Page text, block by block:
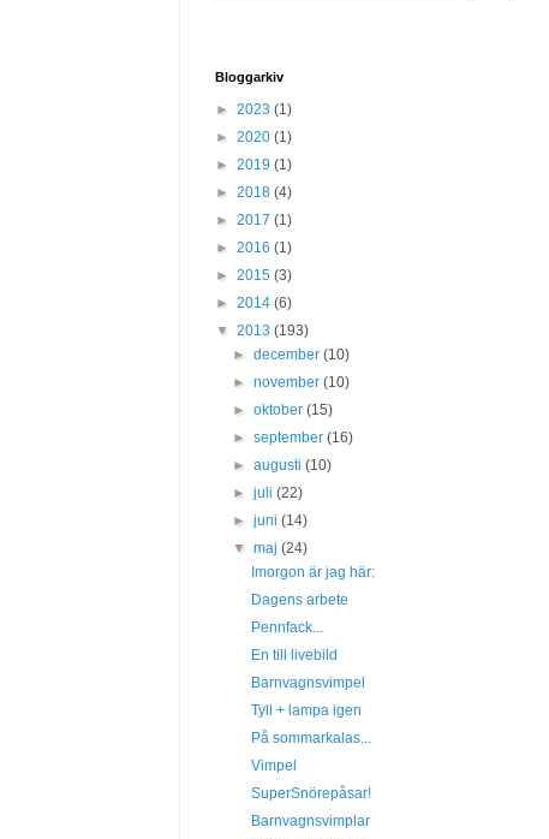
Bloggarkiv
► 2023 (1)
► 2020 (1)
► 2019 (1)
► 2018 (4)
► 2017 (1)
► 2016 (1)
► 2015 (3)
► 2014 (6)
▼ 2013 (193)
►december(10)
►november(10)
►oktober(15)
►september(16)
►augusti(10)
►juli(22)
►juni(14)
▼maj(24)
Imorgon är jag här:
Dagens arbete
Pennfack...
En till livebild
Barnvagnsvimpel
Tyll + lampa igen
På sommarkalas...
Vimpel
SuperSnörepåsar!
Barnvagnsvimplar